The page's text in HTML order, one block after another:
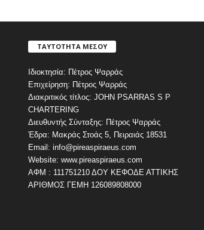
ΤΑΥΤΟΤΗΤΑ ΜΕΣΟΥ
Ιδιοκτησία: Πέτρος Ψαρράς
Επιχείρηση: Πέτρος Ψαρράς
Διακριτικός τίτλος: JOHN PSARRAS S P
CHARTERING
Διευθυντής Σύνταξης: Πέτρος Ψαρράς
Έδρα: Μακράς Στοάς 5, Πειραιάς 18531
Email: info@pireaspiraeus.com
Website: www.pireaspiraeus.com
ΑΦΜ : 111751210 ΔΟΥ ΚΕΦΟΔΕ ΑΤΤΙΚΗΣ
ΑΡΙΘΜΟΣ ΓΕΜΗ 126089808000